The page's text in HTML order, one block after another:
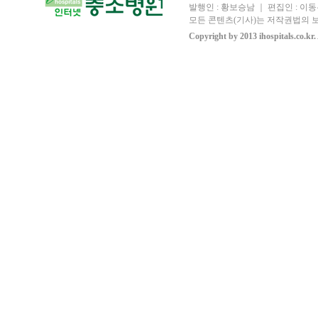
발행인 : 황보승남 ｜ 편집인 : 이
모든 콘텐츠(기사)는 저작권법의
Copyright by 2013 ihospitals.co.kr.